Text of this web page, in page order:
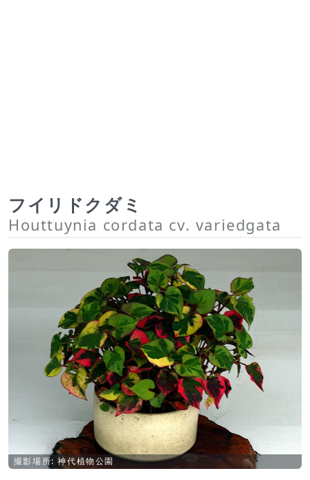
フイリドクダミ
Houttuynia cordata cv. variedgata
撮影場所: 神代植物公園